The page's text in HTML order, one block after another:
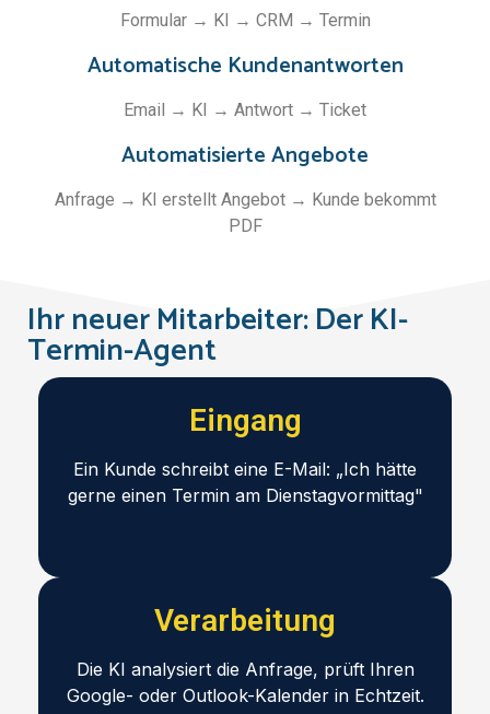
Formular → KI → CRM → Termin
Automatische Kundenantworten
Email → KI → Antwort → Ticket
Automatisierte Angebote
Anfrage → KI erstellt Angebot → Kunde bekommt
PDF
Ihr neuer Mitarbeiter: Der KI-
Termin-Agent
Eingang
Ein Kunde schreibt eine E-Mail: „Ich hätte
gerne einen Termin am Dienstagvormittag"
Verarbeitung
Die KI analysiert die Anfrage, prüft Ihren
Google- oder Outlook-Kalender in Echtzeit.